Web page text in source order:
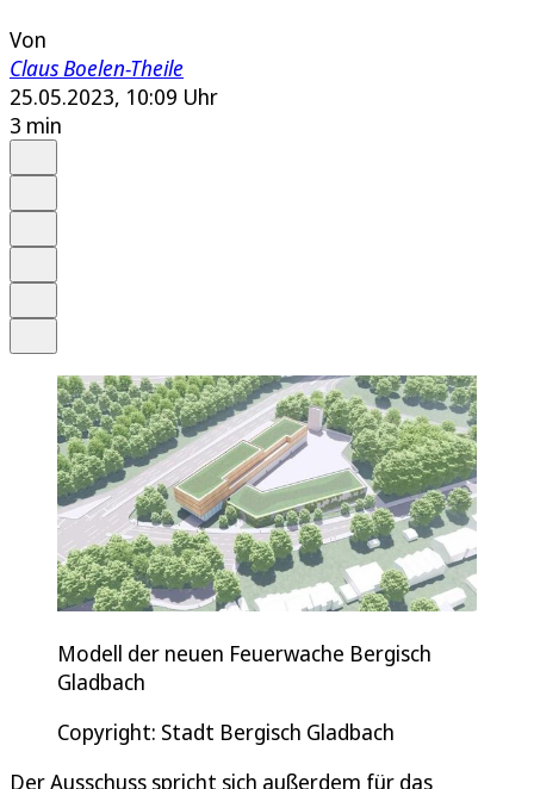
Von
Claus Boelen-Theile
25.05.2023, 10:09 Uhr
3 min
Modell der neuen Feuerwache Bergisch
Gladbach
Copyright: Stadt Bergisch Gladbach
Der Ausschuss spricht sich außerdem für das